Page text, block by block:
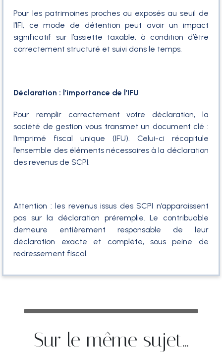
Pour les patrimoines proches ou exposés au seuil de
l’IFI, ce mode de détention peut avoir un impact
significatif sur l’assiette taxable, à condition d’être
correctement structuré et suivi dans le temps.
Déclaration : l’importance de l’IFU
Pour remplir correctement votre déclaration, la
société de gestion vous transmet un document clé :
l’imprimé fiscal unique (IFU). Celui-ci récapitule
l’ensemble des éléments nécessaires à la déclaration
des revenus de SCPI.
Attention : les revenus issus des SCPI n’apparaissent
pas sur la déclaration préremplie. Le contribuable
demeure entièrement responsable de leur
déclaration exacte et complète, sous peine de
redressement fiscal.
Sur le même sujet...